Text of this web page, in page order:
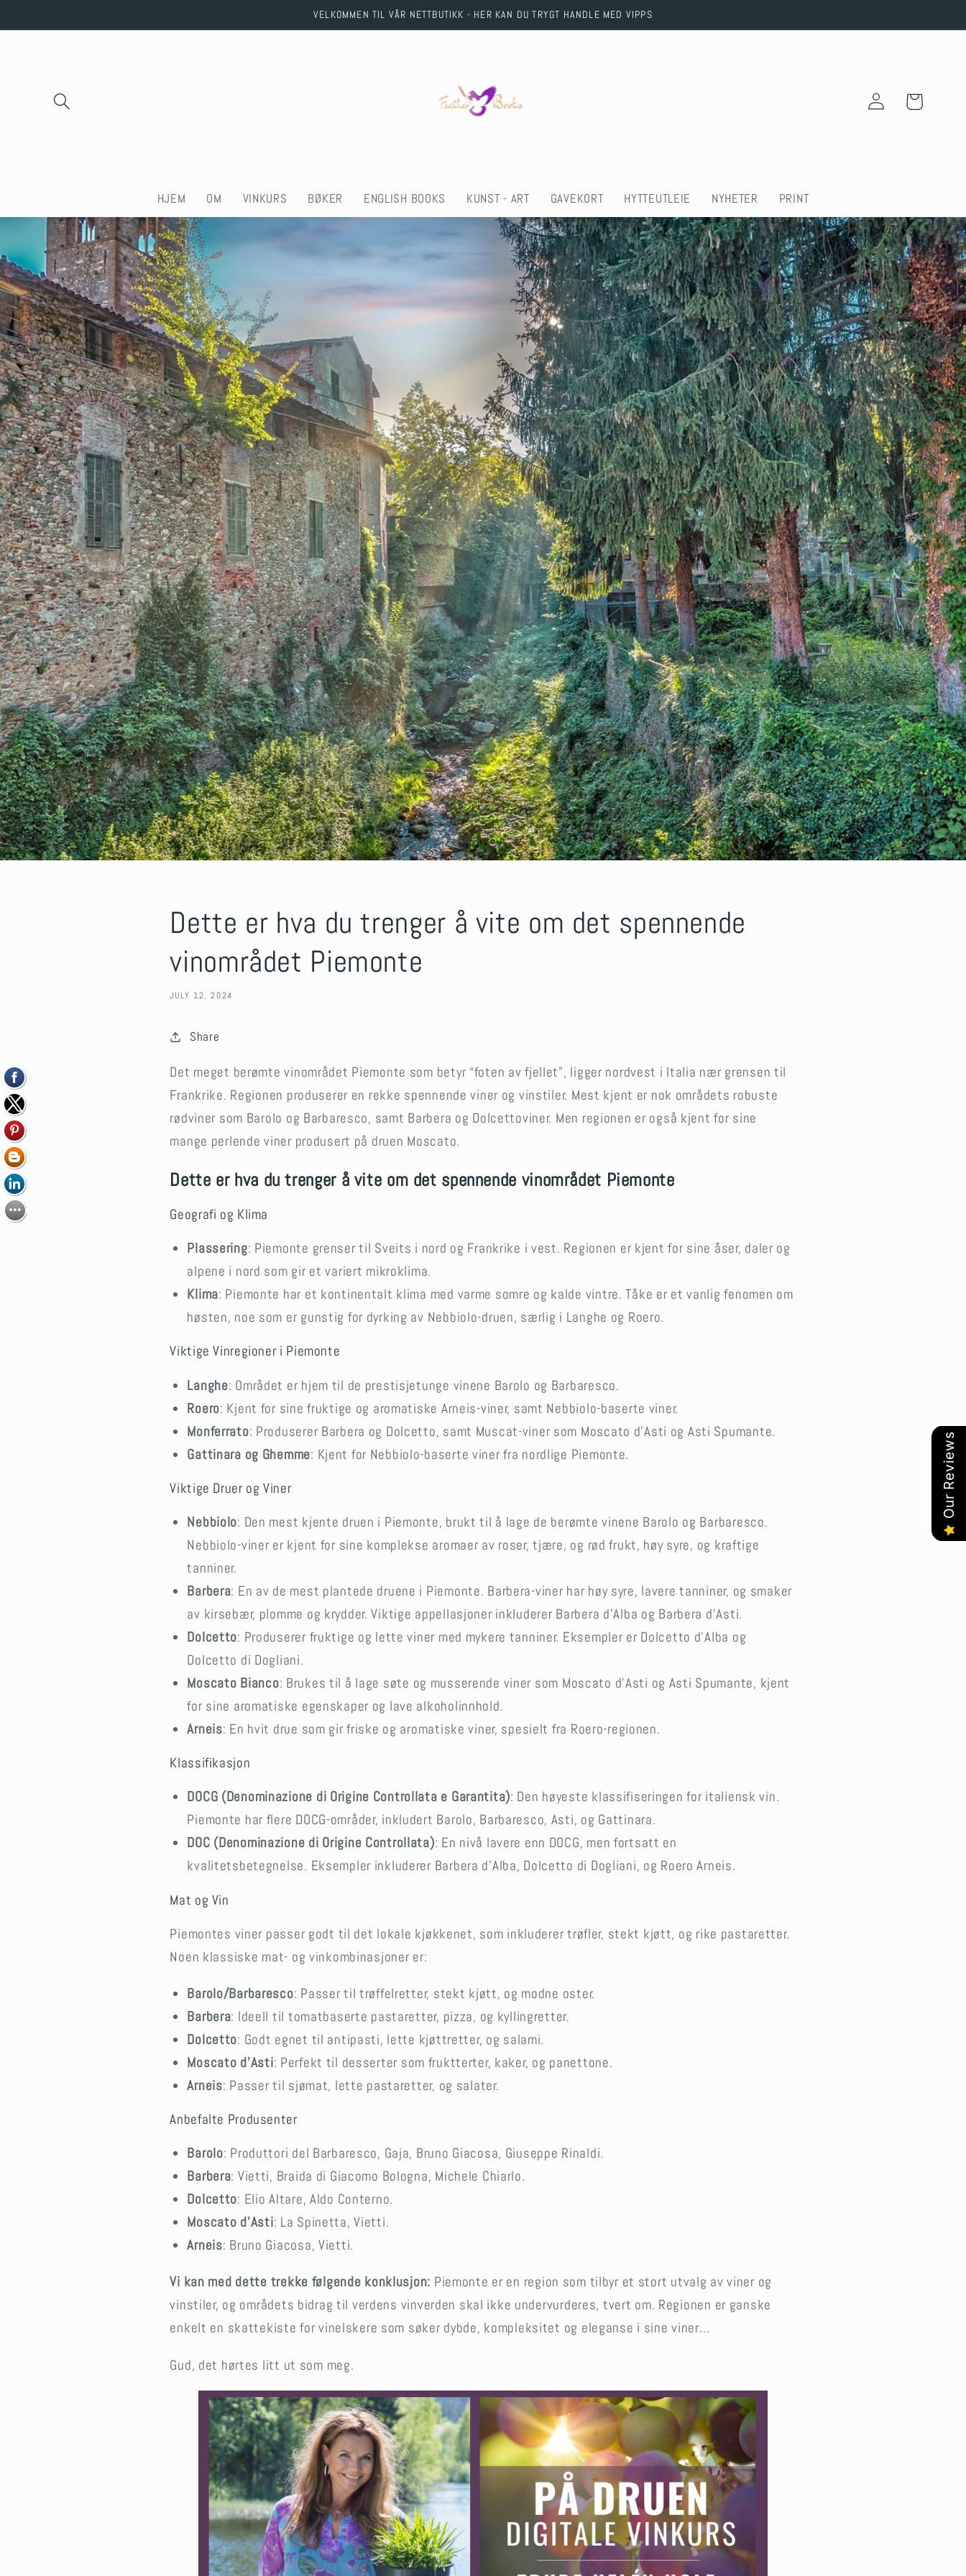
content
VELKOMMEN TIL VÅR NETTBUTIKK - HER KAN DU TRYGT HANDLE MED VIPPS
HJEM OM VINKURS BØKER ENGLISH BOOKS KUNST - ART GAVEKORT HYTTEUTLEIE NYHETER PRINT
Log
in
Cart
Dette er hva du trenger å vite om det spennende
vinområdet Piemonte
JULY 12, 2024
Share
Det meget berømte vinområdet Piemonte som betyr “foten av fjellet”, ligger nordvest i Italia nær grensen til
Frankrike. Regionen produserer en rekke spennende viner og vinstiler. Mest kjent er nok områdets robuste
rødviner som Barolo og Barbaresco, samt Barbera og Dolcettoviner. Men regionen er også kjent for sine
mange perlende viner produsert på druen Moscato.
Dette er hva du trenger å vite om det spennende vinområdet Piemonte
Geografi og Klima
Plassering: Piemonte grenser til Sveits i nord og Frankrike i vest. Regionen er kjent for sine åser, daler og
alpene i nord som gir et variert mikroklima.
Klima: Piemonte har et kontinentalt klima med varme somre og kalde vintre. Tåke er et vanlig fenomen om
høsten, noe som er gunstig for dyrking av Nebbiolo-druen, særlig i Langhe og Roero.
Viktige Vinregioner i Piemonte
Langhe: Området er hjem til de prestisjetunge vinene Barolo og Barbaresco.
Roero: Kjent for sine fruktige og aromatiske Arneis-viner, samt Nebbiolo-baserte viner.
Monferrato: Produserer Barbera og Dolcetto, samt Muscat-viner som Moscato d’Asti og Asti Spumante.
Gattinara og Ghemme: Kjent for Nebbiolo-baserte viner fra nordlige Piemonte.
Viktige Druer og Viner
Nebbiolo: Den mest kjente druen i Piemonte, brukt til å lage de berømte vinene Barolo og Barbaresco.
Nebbiolo-viner er kjent for sine komplekse aromaer av roser, tjære, og rød frukt, høy syre, og kraftige
tanniner.
Barbera: En av de mest plantede druene i Piemonte. Barbera-viner har høy syre, lavere tanniner, og smaker
av kirsebær, plomme og krydder. Viktige appellasjoner inkluderer Barbera d’Alba og Barbera d’Asti.
Dolcetto: Produserer fruktige og lette viner med mykere tanniner. Eksempler er Dolcetto d’Alba og
Dolcetto di Dogliani.
Moscato Bianco: Brukes til å lage søte og musserende viner som Moscato d’Asti og Asti Spumante, kjent
for sine aromatiske egenskaper og lave alkoholinnhold.
Arneis: En hvit drue som gir friske og aromatiske viner, spesielt fra Roero-regionen.
Klassifikasjon
DOCG (Denominazione di Origine Controllata e Garantita): Den høyeste klassifiseringen for italiensk vin.
Piemonte har flere DOCG-områder, inkludert Barolo, Barbaresco, Asti, og Gattinara.
DOC (Denominazione di Origine Controllata): En nivå lavere enn DOCG, men fortsatt en
kvalitetsbetegnelse. Eksempler inkluderer Barbera d’Alba, Dolcetto di Dogliani, og Roero Arneis.
Mat og Vin
Piemontes viner passer godt til det lokale kjøkkenet, som inkluderer trøfler, stekt kjøtt, og rike pastaretter.
Noen klassiske mat- og vinkombinasjoner er:
Barolo/Barbaresco: Passer til trøffelretter, stekt kjøtt, og modne oster.
Barbera: Ideell til tomatbaserte pastaretter, pizza, og kyllingretter.
Dolcetto: Godt egnet til antipasti, lette kjøttretter, og salami.
Moscato d’Asti: Perfekt til desserter som fruktterter, kaker, og panettone.
Arneis: Passer til sjømat, lette pastaretter, og salater.
Anbefalte Produsenter
Barolo: Produttori del Barbaresco, Gaja, Bruno Giacosa, Giuseppe Rinaldi.
Barbera: Vietti, Braida di Giacomo Bologna, Michele Chiarlo.
Dolcetto: Elio Altare, Aldo Conterno.
Moscato d’Asti: La Spinetta, Vietti.
Arneis: Bruno Giacosa, Vietti.
Vi kan med dette trekke følgende konklusjon: Piemonte er en region som tilbyr et stort utvalg av viner og
vinstiler, og områdets bidrag til verdens vinverden skal ikke undervurderes, tvert om. Regionen er ganske
enkelt en skattekiste for vinelskere som søker dybde, kompleksitet og eleganse i sine viner…
Gud, det hørtes litt ut som meg.
Our Reviews